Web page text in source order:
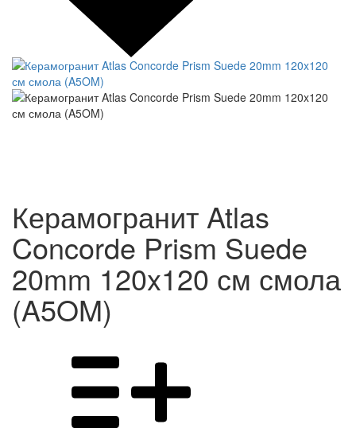
Керамогранит Atlas
Concorde Prism Suede
20mm 120x120 см смола
(A5OM)